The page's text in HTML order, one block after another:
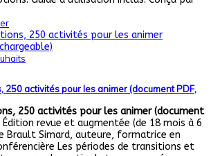
250 activités pour les animer (document PDF,
250 activités pour les animer (document
Édition revue et augmentée (de 18 mois à 6
Brault Simard, auteure, formatrice en
Les périodes de transitions et